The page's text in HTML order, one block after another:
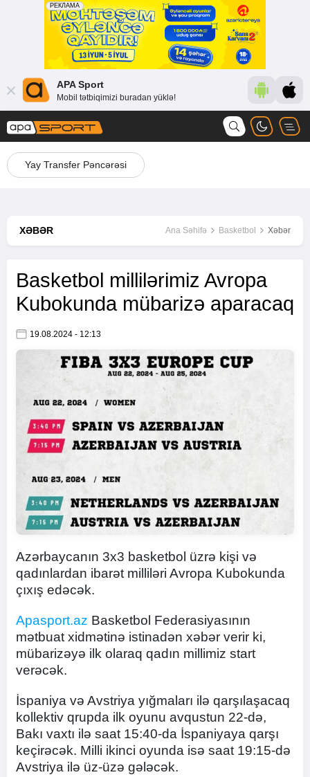
APA Sport
Mobil tətbiqimizi buradan yüklə!
Yay Transfer Pəncərəsi
XƏBƏR Ana Səhifə Basketbol Xəbər
Basketbol millilərimiz Avropa
Kubokunda mübarizə aparacaq
19.08.2024 - 12:13
Azərbaycanın 3x3 basketbol üzrə kişi və
qadınlardan ibarət milliləri Avropa Kubokunda
çıxış edəcək.
Apasport.az Basketbol Federasiyasının
mətbuat xidmətinə istinadən xəbər verir ki,
mübarizəyə ilk olaraq qadın millimiz start
verəcək.
İspaniya və Avstriya yığmaları ilə qarşılaşacaq
kollektiv qrupda ilk oyunu avqustun 22-də,
Bakı vaxtı ilə saat 15:40-da İspaniyaya qarşı
keçirəcək. Milli ikinci oyunda isə saat 19:15-də
Avstriya ilə üz-üzə gələcək.